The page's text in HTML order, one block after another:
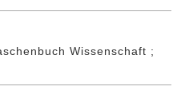
Wissenschaft ;